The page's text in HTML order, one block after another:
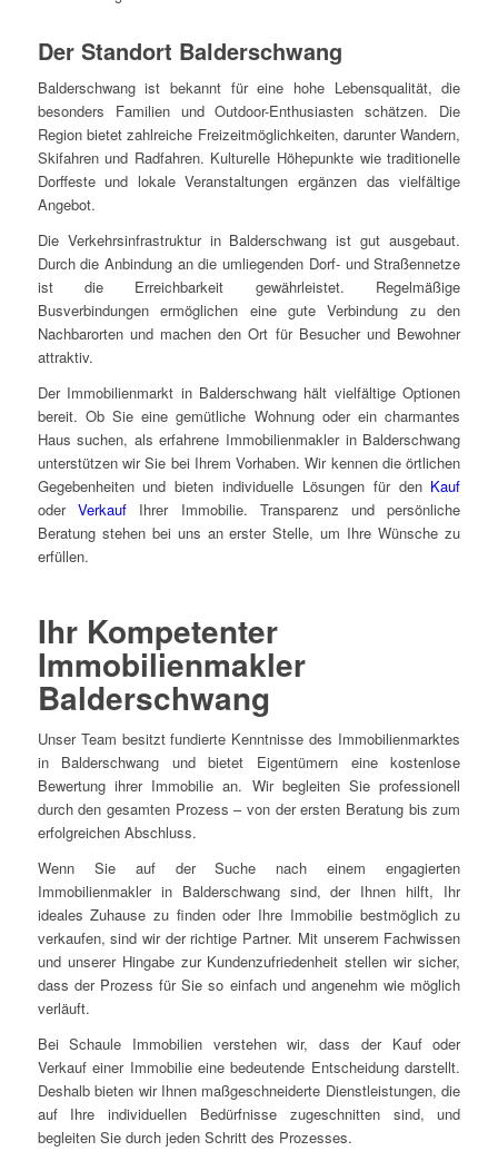
Der Standort Balderschwang
Balderschwang ist bekannt für eine hohe Lebensqualität, die
besonders Familien und Outdoor-Enthusiasten schätzen. Die
Region bietet zahlreiche Freizeitmöglichkeiten, darunter Wandern,
Skifahren und Radfahren. Kulturelle Höhepunkte wie traditionelle
Dorffeste und lokale Veranstaltungen ergänzen das vielfältige
Angebot.
Die Verkehrsinfrastruktur in Balderschwang ist gut ausgebaut.
Durch die Anbindung an die umliegenden Dorf- und Straßennetze
ist die Erreichbarkeit gewährleistet. Regelmäßige
Busverbindungen ermöglichen eine gute Verbindung zu den
Nachbarorten und machen den Ort für Besucher und Bewohner
attraktiv.
Der Immobilienmarkt in Balderschwang hält vielfältige Optionen
bereit. Ob Sie eine gemütliche Wohnung oder ein charmantes
Haus suchen, als erfahrene Immobilienmakler in Balderschwang
unterstützen wir Sie bei Ihrem Vorhaben. Wir kennen die örtlichen
Gegebenheiten und bieten individuelle Lösungen für den Kauf
oder VerkaufIhrer Immobilie. Transparenz und persönliche
Beratung stehen bei uns an erster Stelle, um Ihre Wünsche zu
erfüllen.
Ihr Kompetenter
Immobilienmakler
Balderschwang
Unser Team besitzt fundierte Kenntnisse des Immobilienmarktes
in Balderschwang und bietet Eigentümern eine kostenlose
Bewertung ihrer Immobilie an. Wir begleiten Sie professionell
durch den gesamten Prozess – von der ersten Beratung bis zum
erfolgreichen Abschluss.
Wenn Sie auf der Suche nach einem engagierten
Immobilienmakler in Balderschwang sind, der Ihnen hilft, Ihr
ideales Zuhause zu finden oder Ihre Immobilie bestmöglich zu
verkaufen, sind wir der richtige Partner. Mit unserem Fachwissen
und unserer Hingabe zur Kundenzufriedenheit stellen wir sicher,
dass der Prozess für Sie so einfach und angenehm wie möglich
verläuft.
Bei Schaule Immobilien verstehen wir, dass der Kauf oder
Verkauf einer Immobilie eine bedeutende Entscheidung darstellt.
Deshalb bieten wir Ihnen maßgeschneiderte Dienstleistungen, die
auf Ihre individuellen Bedürfnisse zugeschnitten sind, und
begleiten Sie durch jeden Schritt des Prozesses.